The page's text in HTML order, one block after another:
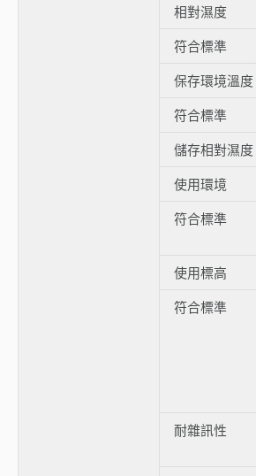
相對濕度
符合標準
保存環境溫度
符合標準
儲存相對濕度
使用環境
符合標準
使用標高
符合標準
耐雜訊性